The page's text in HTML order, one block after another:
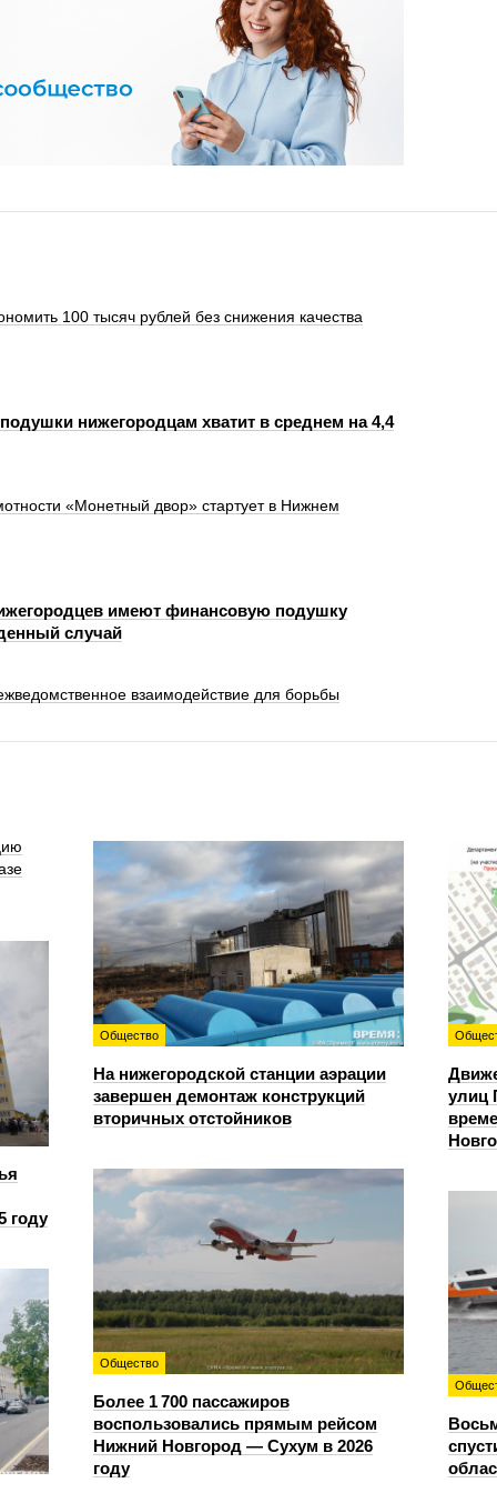
100 тысяч рублей без снижения качества
нижегородцам хватит в среднем на 4,4
«Монетный двор» стартует в Нижнем
имеют финансовую подушку
случай
взаимодействие для борьбы
Общество
На нижегородской станции аэрации
завершен демонтаж конструкций
вторичных отстойников
улиц
году
Общество
Более 1 700 пассажиров
воспользовались прямым рейсом
Нижний Новгород — Сухум в 2026
году